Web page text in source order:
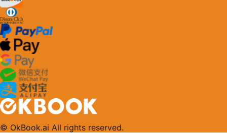
© OkBook.ai All rights reserved.